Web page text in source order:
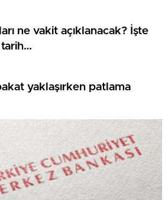
ne vakit açıklanacak? İşte
tarih…
yaklaşırken patlama